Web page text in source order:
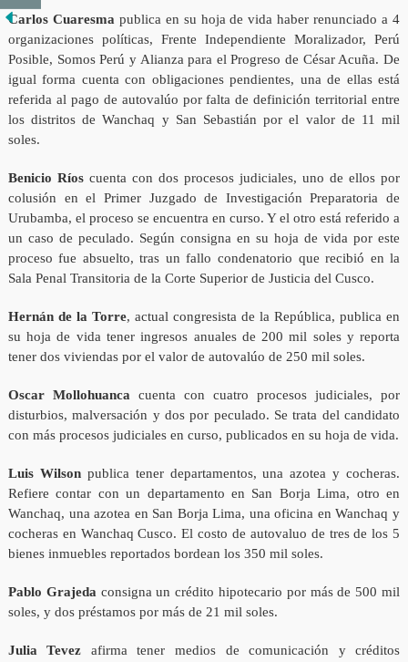
Carlos Cuaresmapublica en su hoja de vida haber renunciado a 4
organizaciones políticas, Frente Independiente Moralizador, Perú
Posible, Somos Perú y Alianza para el Progreso de César Acuña. De
igual forma cuenta con obligaciones pendientes, una de ellas está
referida al pago de autovalúo por falta de definición territorial entre
los distritos de Wanchaq y San Sebastián por el valor de 11 mil
soles.
Benicio Ríos cuenta con dos procesos judiciales, uno de ellos por
colusión en el Primer Juzgado de Investigación Preparatoria de
Urubamba, el proceso se encuentra en curso. Y el otro está referido a
un caso de peculado. Según consigna en su hoja de vida por este
proceso fue absuelto, tras un fallo condenatorio que recibió en la
Sala Penal Transitoria de la Corte Superior de Justicia del Cusco.
Hernán de la Torre, actual congresista de la República, publica en
su hoja de vida tener ingresos anuales de 200 mil soles y reporta
tener dos viviendas por el valor de autovalúo de 250 mil soles.
Oscar Mollohuancacuenta con cuatro procesos judiciales, por
disturbios, malversación y dos por peculado. Se trata del candidato
con más procesos judiciales en curso, publicados en su hoja de vida.
Luis Wilsonpublica tener departamentos, una azotea y cocheras.
Refiere contar con un departamento en San Borja Lima, otro en
Wanchaq, una azotea en San Borja Lima, una oficina en Wanchaq y
cocheras en Wanchaq Cusco. El costo de autovaluo de tres de los 5
bienes inmuebles reportados bordean los 350 mil soles.
Pablo Grajedaconsigna un crédito hipotecario por más de 500 mil
soles, y dos préstamos por más de 21 mil soles.
Julia Tevez afirma tener medios de comunicación y créditos